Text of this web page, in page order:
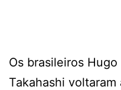
Os brasileiros
Takahashi